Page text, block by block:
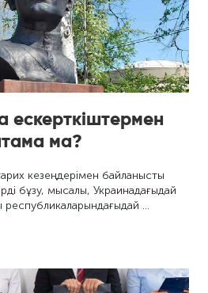
ескерткіштермен
ма?
кезеңдерімен байланысты
бұзу, мысалы, Украинадағыдай
…